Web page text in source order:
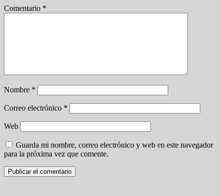
Comentario *
Nombre *
Correo electrónico *
Web
Guarda mi nombre, correo electrónico y web en este navegador
para la próxima vez que comente.